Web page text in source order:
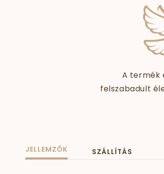
A termék
felszabadult
JELLEMZŐK SZÁLLÍTÁS